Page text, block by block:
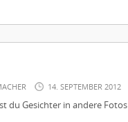
14. SEPTEMBER 2012
du Gesichter in andere Fotos